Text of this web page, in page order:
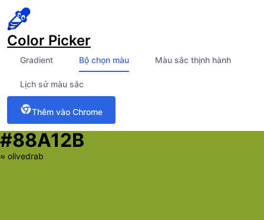
Color Picker
Gradient Bộ chọn màu Màu sắc thịnh hành
Lịch sử màu sắc
Thêm vào Chrome
#88A12B
≈ olivedrab